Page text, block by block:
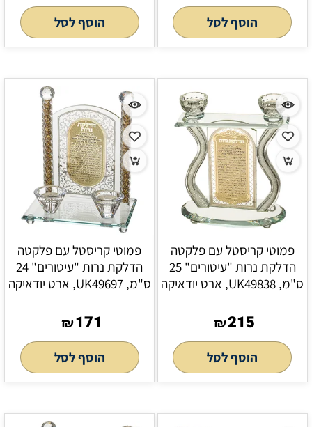
הוסף לסל הוסף לסל
פמוטי קריסטל עם פלקטה
הדלקת נרות "עיטורים" 25
ס"מ, UK49838, ארט יודאיקה
₪215
הוסף לסל
פמוטי קריסטל עם פלקטה
הדלקת נרות "עיטורים" 24
ס"מ, UK49697, ארט יודאיקה
₪171
הוסף לסל